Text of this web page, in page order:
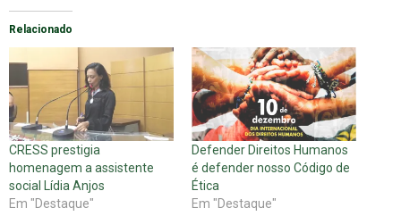
Relacionado
CRESS prestigia
homenagem a assistente
social Lídia Anjos
Em "Destaque"
Defender Direitos Humanos
é defender nosso Código de
Ética
Em "Destaque"